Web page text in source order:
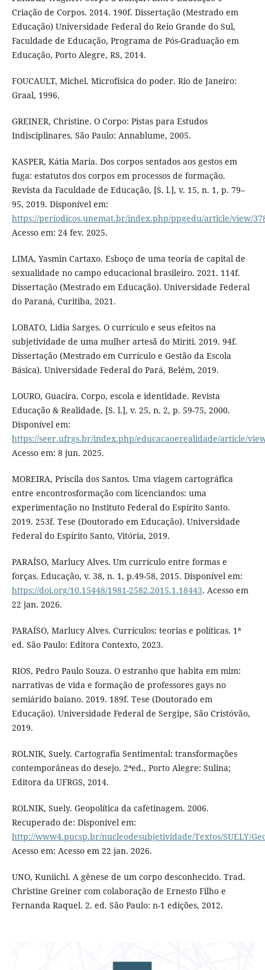
Criação de Corpos. 2014. 190f. Dissertação (Mestrado em
Educação) Universidade Federal do Reio Grande do Sul,
Faculdade de Educação, Programa de Pós-Graduação em
Educação, Porto Alegre, RS, 2014.
FOUCAULT, Michel. Microfísica do poder. Rio de Janeiro:
Graal, 1996.
GREINER, Christine. O Corpo: Pistas para Estudos
Indisciplinares. São Paulo: Annablume, 2005.
KASPER, Kátia Maria. Dos corpos sentados aos gestos em
fuga: estatutos dos corpos em processos de formação.
Revista da Faculdade de Educação, [S. l.], v. 15, n. 1, p. 79–
95, 2019. Disponível em:
https://periodicos.unemat.br/index.php/ppgedu/article/view/
Acesso em: 24 fev. 2025.
LIMA, Yasmin Cartaxo. Esboço de uma teoria de capital de
sexualidade no campo educacional brasileiro. 2021. 114f.
Dissertação (Mestrado em Educação). Universidade Federal
do Paraná, Curitiba, 2021.
LOBATO, Lidia Sarges. O currículo e seus efeitos na
subjetividade de uma mulher artesã do Miriti. 2019. 94f.
Dissertação (Mestrado em Currículo e Gestão da Escola
Básica). Universidade Federal do Pará, Belém, 2019.
LOURO, Guacira. Corpo, escola e identidade. Revista
Educação & Realidade, [S. l.], v. 25, n. 2, p. 59-75, 2000.
Disponível em:
https://seer.ufrgs.br/index.php/educacaoerealidade/article/
Acesso em: 8 jun. 2025.
MOREIRA, Priscila dos Santos. Uma viagem cartográfica
entre encontrosformação com licenciandos: uma
experimentação no Instituto Federal do Espírito Santo.
2019. 253f. Tese (Doutorado em Educação). Universidade
Federal do Espírito Santo, Vitória, 2019.
PARAÍSO, Marlucy Alves. Um currículo entre formas e
forças. Educação, v. 38, n. 1, p.49-58, 2015. Disponível em:
https://doi.org/10.15448/1981-2582.2015.1.18443. Acesso em
22 jan. 2026.
PARAÍSO, Marlucy Alves. Currículos: teorias e políticas. 1ª
ed. São Paulo: Editora Contexto, 2023.
RIOS, Pedro Paulo Souza. O estranho que habita em mim:
narrativas de vida e formação de professores gays no
semiárido baiano. 2019. 189f. Tese (Doutorado em
Educação). Universidade Federal de Sergipe, São Cristóvão,
2019.
ROLNIK, Suely. Cartografia Sentimental: transformações
contemporâneas do desejo. 2ªed., Porto Alegre: Sulina;
Editora da UFRGS, 2014.
ROLNIK, Suely. Geopolítica da cafetinagem. 2006.
Recuperado de: Disponível em:
http://www4.pucsp.br/nucleodesubjetividade/Textos/SUELY/
Acesso em: Acesso em 22 jan. 2026.
UNO, Kuniichi. A gênese de um corpo desconhecido. Trad.
Christine Greiner com colaboração de Ernesto Filho e
Fernanda Raquel. 2. ed. São Paulo: n-1 edições, 2012.